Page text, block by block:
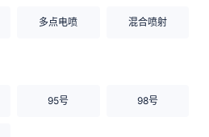
多点电喷 混合喷射
95号 98号